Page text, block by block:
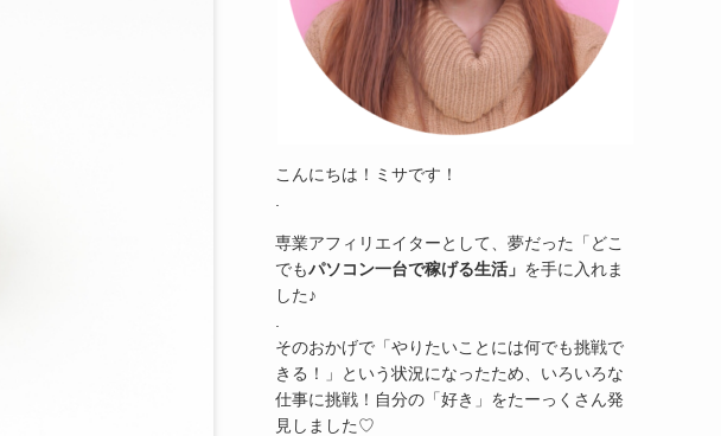
こんにちは！ミサです！
専業アフィリエイターとして、夢だった「どこ
でもパソコン一台で稼げる生活」 を手に入れま
した♪
そのおかげで「やりたいことには何でも挑戦で
きる！」という状況になったため、いろいろな
仕事に挑戦！自分の「好き」をたーっくさん発
見しました♡